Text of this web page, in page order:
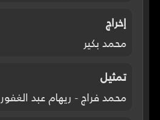
إخراج
محمد بكير
تمثيل
محمد فراج - ريهام عبد الغفور